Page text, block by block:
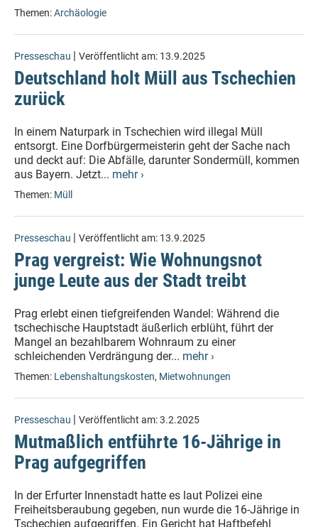
Themen:Archäologie
Presseschau | Veröffentlicht am: 13.9.2025
Deutschland holt Müll aus Tschechien
zurück
In einem Naturpark in Tschechien wird illegal Müll
entsorgt. Eine Dorfbürgermeisterin geht der Sache nach
und deckt auf: Die Abfälle, darunter Sondermüll, kommen
aus Bayern. Jetzt... mehr ›
Themen: Müll
Presseschau | Veröffentlicht am: 13.9.2025
Prag vergreist: Wie Wohnungsnot
junge Leute aus der Stadt treibt
Prag erlebt einen tiefgreifenden Wandel: Während die
tschechische Hauptstadt äußerlich erblüht, führt der
Mangel an bezahlbarem Wohnraum zu einer
schleichenden Verdrängung der... mehr ›
Themen: Lebenshaltungskosten, Mietwohnungen
Presseschau | Veröffentlicht am:3.2.2025
Mutmaßlich entführte 16-Jährige in
Prag aufgegriffen
In der Erfurter Innenstadt hatte es laut Polizei eine
Freiheitsberaubung gegeben, nun wurde die 16-Jährige in
Tschechien aufgegriffen. Ein Gericht hat Haftbefehl